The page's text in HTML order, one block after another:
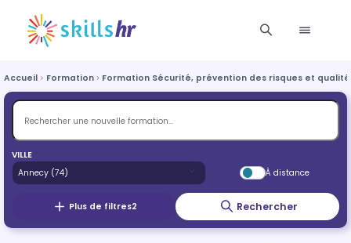
Accueil Formation Formation Sécurité, prévention des risques et qualité
VILLE
À distance
Plus de filtres2 Rechercher